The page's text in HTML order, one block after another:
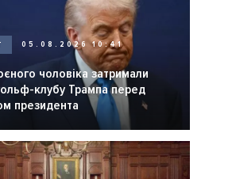
05.08.2026 10:41
чоловіка затримали
клубу Трампа перед
президента